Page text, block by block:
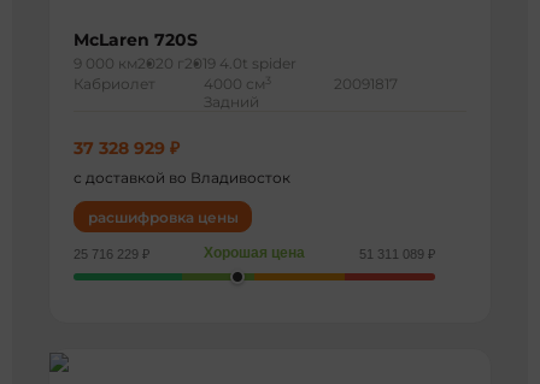
McLaren 720S
9 000 км2020 г 2019 4.0t spider
Кабриолет
4000 см 3
Задний
20091817
37 328 929 ₽
с доставкой во Владивосток
расшифровка цены
25 716 229 ₽ Хорошая цена 51 311 089 ₽